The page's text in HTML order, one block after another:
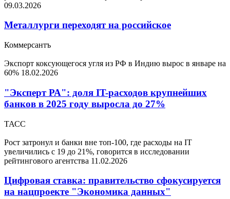
09.03.2026
Металлурги переходят на российское
Коммерсантъ
Экспорт коксующегося угля из РФ в Индию вырос в январе на
60% 18.02.2026
"Эксперт РА": доля IT-расходов крупнейших
банков в 2025 году выросла до 27%
ТАСС
Рост затронул и банки вне топ-100, где расходы на IT
увеличились с 19 до 21%, говорится в исследовании
рейтингового агентства 11.02.2026
Цифровая ставка: правительство сфокусируется
на нацпроекте "Экономика данных"